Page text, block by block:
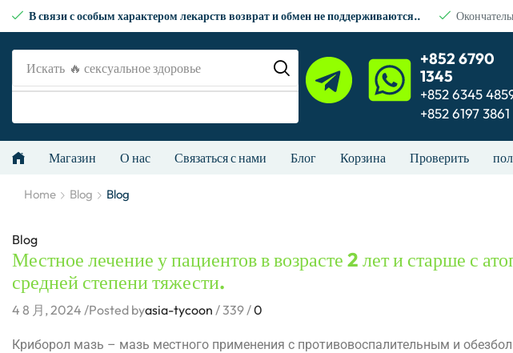
В связи с особым характером лекарств возврат и обмен не поддерживаются..
Искать 🔥рецепт
+852 6790
1345
+852 6345
+852 6197 3861
Магазин О нас Связаться с нами Блог Корзина Проверить
Home Blog Blog
Blog
Местное лечение у пациентов в возрасте 2 лет и старше с
средней степени тяжести.
4 8 月, 2024 /Posted byasia-tycoon /339 /0
Криборол мазь – мазь местного применения с противовоспалительным и